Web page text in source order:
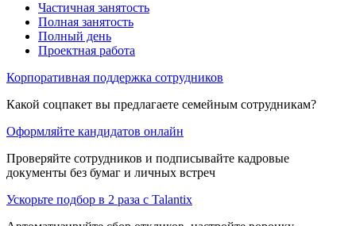
Частичная занятость
Полная занятость
Полный день
Проектная работа
Корпоративная поддержка сотрудников
Какой соцпакет вы предлагаете семейным сотрудникам?
Оформляйте кандидатов онлайн
Проверяйте сотрудников и подписывайте кадровые
документы без бумаг и личных встреч
Ускорьте подбор в 2 раза с Talantix